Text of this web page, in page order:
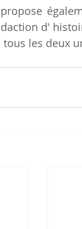
d'
tous les deux